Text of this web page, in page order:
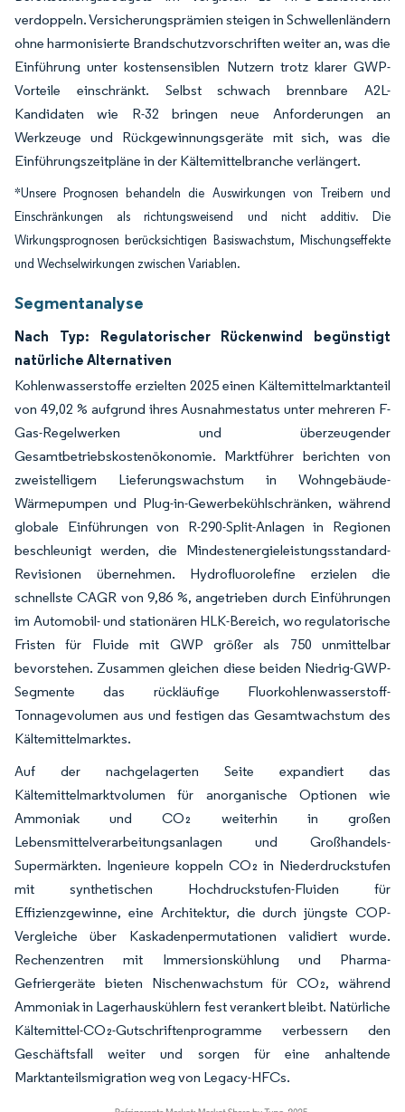
verdoppeln. Versicherungsprämien steigen in Schwellenländern
ohne harmonisierte Brandschutzvorschriften weiter an, was die
Einführung unter kostensensiblen Nutzern trotz klarer GWP-
Vorteile einschränkt. Selbst schwach brennbare A2L-
Kandidaten wie R-32 bringen neue Anforderungen an
Werkzeuge und Rückgewinnungsgeräte mit sich, was die
Einführungszeitpläne in der Kältemittelbranche verlängert.
*Unsere Prognosen behandeln die Auswirkungen von Treibern und
Einschränkungen als richtungsweisend und nicht additiv. Die
Wirkungsprognosen berücksichtigen Basiswachstum, Mischungseffekte
und Wechselwirkungen zwischen Variablen.
Segmentanalyse
Nach Typ: Regulatorischer Rückenwind begünstigt
natürliche Alternativen
Kohlenwasserstoffe erzielten 2025 einen Kältemittelmarktanteil
von 49,02 % aufgrund ihres Ausnahmestatus unter mehreren F-
Gas-Regelwerken und überzeugender
Gesamtbetriebskostenökonomie. Marktführer berichten von
zweistelligem Lieferungswachstum in Wohngebäude-
Wärmepumpen und Plug-in-Gewerbekühlschränken, während
globale Einführungen von R-290-Split-Anlagen in Regionen
beschleunigt werden, die Mindestenergieleistungsstandard-
Revisionen übernehmen. Hydrofluorolefine erzielen die
schnellste CAGR von 9,86 %, angetrieben durch Einführungen
im Automobil- und stationären HLK-Bereich, wo regulatorische
Fristen für Fluide mit GWP größer als 750 unmittelbar
bevorstehen. Zusammen gleichen diese beiden Niedrig-GWP-
Segmente das rückläufige Fluorkohlenwasserstoff-
Tonnagevolumen aus und festigen das Gesamtwachstum des
Kältemittelmarktes.
Auf der nachgelagerten Seite expandiert das
Kältemittelmarktvolumen für anorganische Optionen wie
Ammoniak und CO₂ weiterhin in großen
Lebensmittelverarbeitungsanlagen und Großhandels-
Supermärkten. Ingenieure koppeln CO₂ in Niederdruckstufen
mit synthetischen Hochdruckstufen-Fluiden für
Effizienzgewinne, eine Architektur, die durch jüngste COP-
Vergleiche über Kaskadenpermutationen validiert wurde.
Rechenzentren mit Immersionskühlung und Pharma-
Gefriergeräte bieten Nischenwachstum für CO₂, während
Ammoniak in Lagerhauskühlern fest verankert bleibt. Natürliche
Kältemittel-CO₂-Gutschriftenprogramme verbessern den
Geschäftsfall weiter und sorgen für eine anhaltende
Marktanteilsmigration weg von Legacy-HFCs.